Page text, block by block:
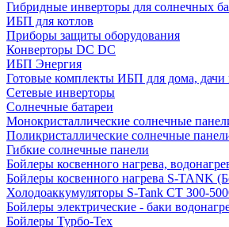
Гибридные инверторы для солнечных
ИБП для котлов
Приборы защиты оборудования
Конверторы DC DC
ИБП Энергия
Готовые комплекты ИБП для дома, дачи
Сетевые инверторы
Солнечные батареи
Монокристаллические солнечные
Поликристаллические солнечные
Гибкие солнечные панели
Бойлеры косвенного нагрева,
Бойлеры косвенного нагрева S-TANK
Холодоаккумуляторы S-Tank СТ 300-
Бойлеры электрические - баки
Бойлеры Турбо-Тех